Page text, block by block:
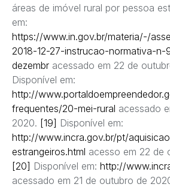
áreas de imóvel rural por pessoa
em:
https://www.in.gov.br/materia/-/
2018-12-27-instrucao-normativa-
dezembr acessado em 22 de
Disponível em:
http://
frequentes/20-mei-rural acessado
2020. [19] Disponível em:
http://www.incra.gov.br/pt/
estrangeiros.html acesso em 22 de
[20] Disponível em: http://
acessado em 21 de outubro de